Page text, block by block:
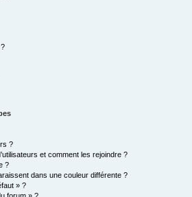
?
et comment les rejoindre ?
?
dans une couleur différente ?
» ?